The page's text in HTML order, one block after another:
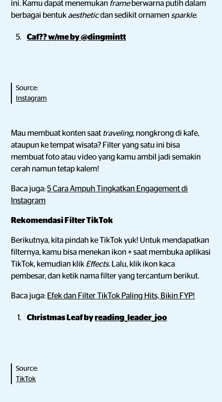
ini. Kamu dapat menemukan frameberwarna putih dalam
berbagai bentuk aestheticdan sedikit ornamen sparkle.
Caf?? w/me by @dingmintt
Source:
Instagram
Mau membuat konten saat traveling, nongkrong di kafe,
ataupun ke tempat wisata? Filter yang satu ini bisa
membuat foto atau video yang kamu ambil jadi semakin
cerah namun tetap kalem!
Baca juga:5 Cara Ampuh Tingkatkan Engagement di
Instagram
Rekomendasi Filter TikTok
Berikutnya, kita pindah ke TikTok yuk! Untuk mendapatkan
filternya, kamu bisa menekan ikon + saat membuka aplikasi
TikTok, kemudian klik Effects. Lalu, klik ikon kaca
pembesar, dan ketik nama filter yang tercantum berikut.
Baca juga: Efek dan Filter TikTok Paling Hits, Bikin FYP!
Christmas Leaf byreading_leader_joo
Source:
TikTok